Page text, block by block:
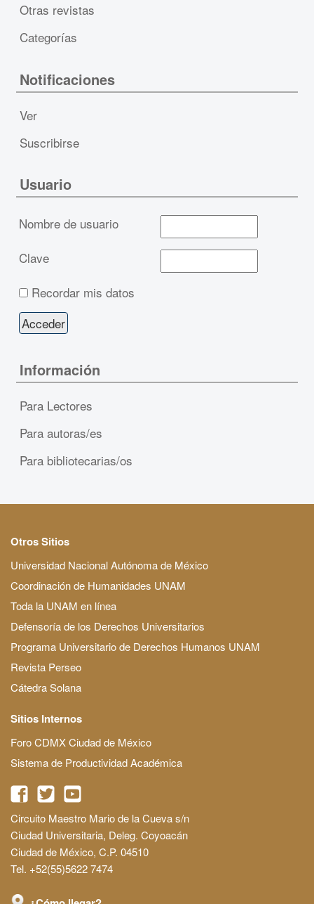
Otras revistas
Categorías
Notificaciones
Ver
Suscribirse
Usuario
Nombre de usuario
Clave
Recordar mis datos
Información
Para Lectores
Para autoras/es
Para bibliotecarias/os
Otros Sitios
Universidad Nacional Autónoma de México
Coordinación de Humanidades UNAM
Toda la UNAM en línea
Defensoría de los Derechos Universitarios
Programa Universitario de Derechos Humanos UNAM
Revista Perseo
Cátedra Solana
Sitios Internos
Foro CDMX Ciudad de México
Sistema de Productividad Académica
Circuito Maestro Mario de la Cueva s/n
Ciudad Universitaria, Deleg. Coyoacán
Ciudad de México, C.P. 04510
Tel. +52(55)5622 7474